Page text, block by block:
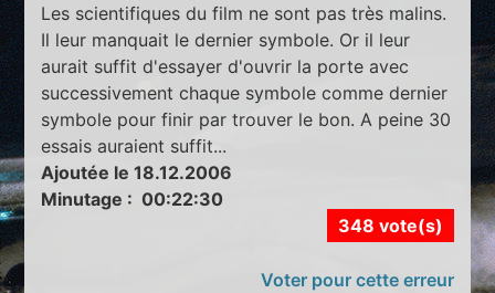
Les scientifiques du film ne sont pas très malins.
Il leur manquait le dernier symbole. Or il leur
aurait suffit d'essayer d'ouvrir la porte avec
successivement chaque symbole comme dernier
symbole pour finir par trouver le bon. A peine 30
essais auraient suffit...
Ajoutée le 18.12.2006
Minutage : 00:22:30
348 vote(s)
Voter pour cette erreur